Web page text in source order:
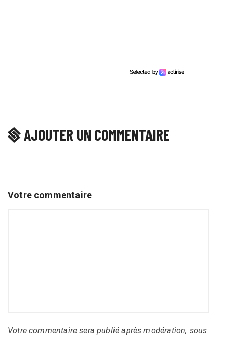
AJOUTER UN COMMENTAIRE
Votre commentaire
Votre commentaire sera publié après modération, sous